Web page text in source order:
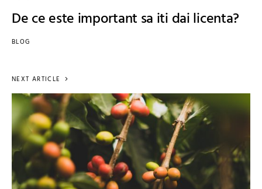
De ce este important sa iti dai licenta?
BLOG
NEXT ARTICLE